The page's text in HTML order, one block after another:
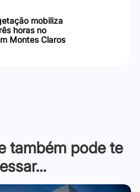
mobiliza
horas no
Montes Claros
também pode te